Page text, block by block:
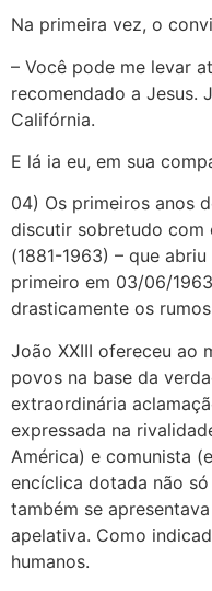
Na primeira vez, o
– Você pode me levar
recomendado a Jesus.
Califórnia.
E lá ia eu, em sua
04) Os primeiros anos
discutir sobretudo com
(1881-1963) – que
primeiro em 03/06/
drasticamente os
João XXIII ofereceu ao
povos na base da
extraordinária
expressada na
América) e comunista
encíclica dotada não
também se
apelativa. Como
humanos.